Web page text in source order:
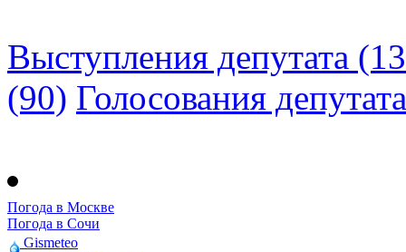
Выступления депутата
(90) Голосования депутата
Погода в Москве
Погода в Сочи
Gismeteo